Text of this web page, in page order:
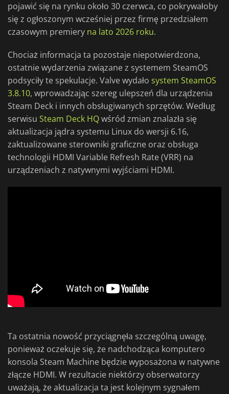
pojawić się na rynku około 30 czerwca, co pokrywałoby
się z ogłoszonym wcześniej przez firmę przedziałem
czasowym premiery na lato 2026 roku.
Chociaż informacja ta pozostaje niepotwierdzona,
ostatnie wydarzenia związane z systemem SteamOS
podsyciły te spekulacje. Valve wydało system SteamOS
3.8.10, wprowadzając szereg ulepszeń dla urządzenia
Steam Deck i innych obsługiwanych sprzętów. Według
serwisu Steam Deck HQwśród zmian znalazła się
aktualizacja jądra systemu Linux do wersji 6.16,
zaktualizowane sterowniki graficzne oraz obsługa
technologii HDMI Variable Refresh Rate (VRR) na
urządzeniach z natywnymi wyjściami HDMI.
Ta ostatnia nowość przyciągnęła szczególną uwagę,
ponieważ oczekuje się, że nadchodząca komputero
konsola Steam Machine będzie wyposażona w natywne
złącze HDMI. W rezultacie niektórzy obserwatorzy
uważają, że aktualizacja ta jest kolejnym sygnałem